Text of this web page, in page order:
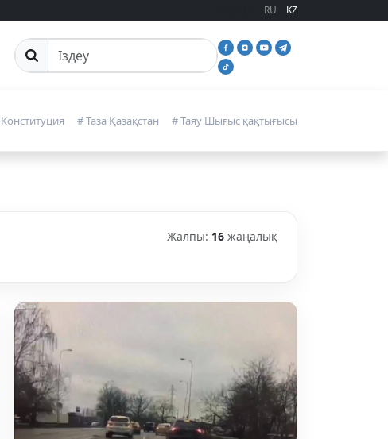
RU KZ
Сайттан іздеу
# Таза Қазақстан # Таяу Шығыс қақтығысы
Жалпы: 16 жаңалық